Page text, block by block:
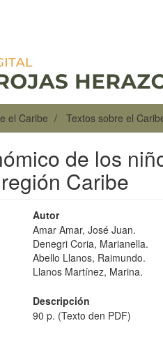
el Caribe Textos sobre el
de los
Caribe
Autor
Amar Amar, José Juan.
Denegri Coria, Marianella.
Abello Llanos, Raimundo.
Llanos Martínez, Marina.
Descripción
90 p. (Texto den PDF)